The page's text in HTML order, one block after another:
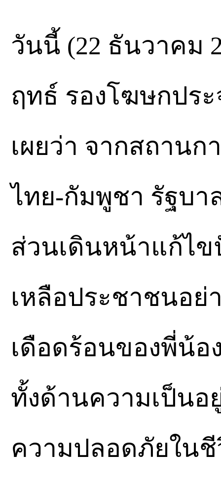
วันนี้ (22 ธันวาคม
ฤทธ์ รองโฆษกปร
เผยว่า จากสถาน
ไทย-กัมพูชา รัฐบ
ส่วนเดินหน้าแก้ไ
เหลือประชาชนอย่
เดือดร้อนของพี่น้
ทั้งด้านความเป็นอ
ความปลอดภัยใน